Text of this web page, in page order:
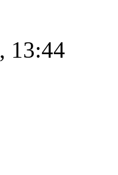
13:44